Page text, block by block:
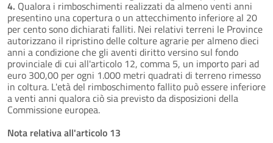
4. Qualora i rimboschimenti realizzati da almeno venti anni
presentino una copertura o un attecchimento inferiore al 20
per cento sono dichiarati falliti. Nei relativi terreni le Province
autorizzano il ripristino delle colture agrarie per almeno dieci
anni a condizione che gli aventi diritto versino sul fondo
provinciale di cui all'articolo 12, comma 5, un importo pari ad
euro 300,00 per ogni 1.000 metri quadrati di terreno rimesso
in coltura. L'età del rimboschimento fallito può essere inferiore
a venti anni qualora ciò sia previsto da disposizioni della
Commissione europea.
Nota relativa all'articolo 13